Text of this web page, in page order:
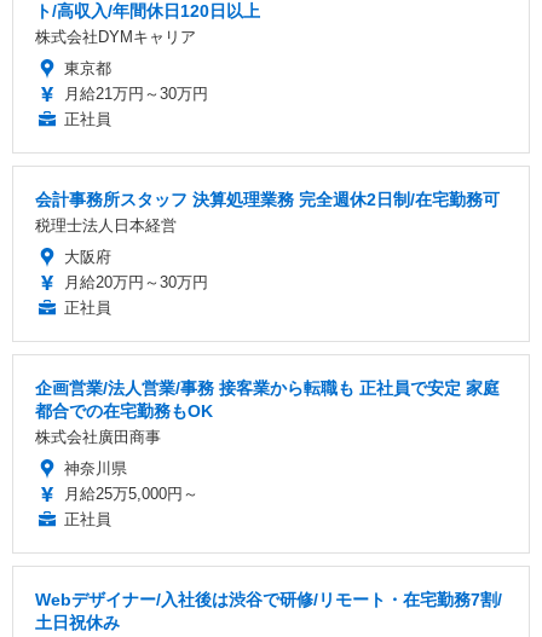
ト/高収入/年間休日120日以上
株式会社DYMキャリア
東京都
月給21万円～30万円
正社員
会計事務所スタッフ 決算処理業務 完全週休2日制/在宅勤務可
税理士法人日本経営
大阪府
月給20万円～30万円
正社員
企画営業/法人営業/事務 接客業から転職も 正社員で安定 家庭
都合での在宅勤務もOK
株式会社廣田商事
神奈川県
月給25万5,000円～
正社員
Webデザイナー/入社後は渋谷で研修/リモート・在宅勤務7割/
土日祝休み